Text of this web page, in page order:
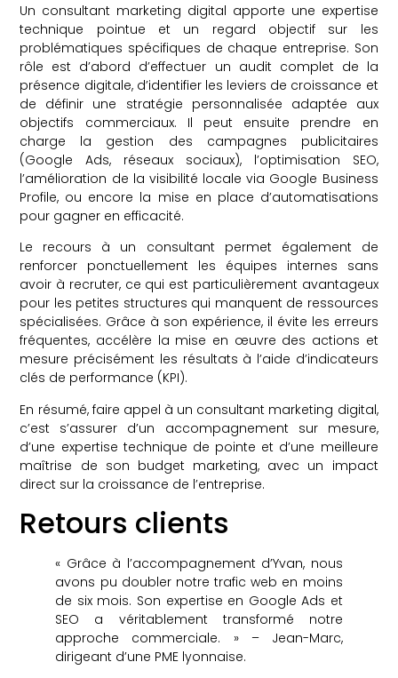
Un consultant marketing digital apporte une expertise
technique pointue et un regard objectif sur les
problématiques spécifiques de chaque entreprise. Son
rôle est d’abord d’effectuer un audit complet de la
présence digitale, d’identifier les leviers de croissance et
de définir une stratégie personnalisée adaptée aux
objectifs commerciaux. Il peut ensuite prendre en
charge la gestion des campagnes publicitaires
(Google Ads, réseaux sociaux), l’optimisation SEO,
l’amélioration de la visibilité locale via Google Business
Profile, ou encore la mise en place d’automatisations
pour gagner en efficacité.
Le recours à un consultant permet également de
renforcer ponctuellement les équipes internes sans
avoir à recruter, ce qui est particulièrement avantageux
pour les petites structures qui manquent de ressources
spécialisées. Grâce à son expérience, il évite les erreurs
fréquentes, accélère la mise en œuvre des actions et
mesure précisément les résultats à l’aide d’indicateurs
clés de performance (KPI).
En résumé, faire appel à un consultant marketing digital,
c’est s’assurer d’un accompagnement sur mesure,
d’une expertise technique de pointe et d’une meilleure
maîtrise de son budget marketing, avec un impact
direct sur la croissance de l’entreprise.
Retours clients
« Grâce à l’accompagnement d’Yvan, nous
avons pu doubler notre trafic web en moins
de six mois. Son expertise en Google Ads et
SEO a véritablement transformé notre
approche commerciale. » – Jean-Marc,
dirigeant d’une PME lyonnaise.